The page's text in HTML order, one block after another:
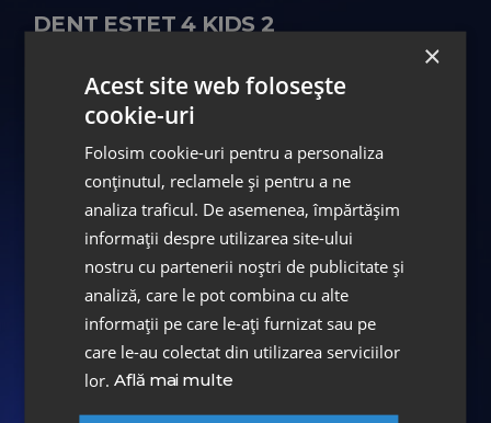
DENT ESTET 4 KIDS 2
Str. Aviator Petre Crețu 21, București
enjoy@de4kids.ro
DENT ESTET 4 TEENS
Bd. Aviatorilor 27, București
0756 20 60 30
×
Acest site web folosește
cookie-uri
Folosim cookie-uri pentru a personaliza
conținutul, reclamele și pentru a ne
analiza traficul. De asemenea, împărtășim
informații despre utilizarea site-ului
nostru cu partenerii noștri de publicitate și
analiză, care le pot combina cu alte
informații pe care le-ați furnizat sau pe
care le-au colectat din utilizarea serviciilor
lor.Află mai multe